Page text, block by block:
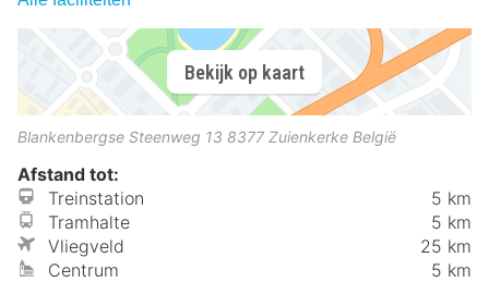
Bekijk op kaart
Blankenbergse Steenweg 13 8377 Zuienkerke België
Afstand tot:
Treinstation
5 km
Tramhalte
5 km
Vliegveld
25 km
Centrum
5 km